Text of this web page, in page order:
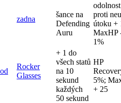
zadna
šance na
Defending
Auru
odolnost
proti
útoku +
MaxHP
1%
Rocker
Glasses
+ 1 do
všech statů
na 10
sekund
každých
50 sekund
HP
5%;
+ 25